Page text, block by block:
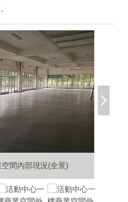
間內部現況(全景)
間內部現況(郵局側)
間外觀(郵局承租側)
空間外觀(西北側)